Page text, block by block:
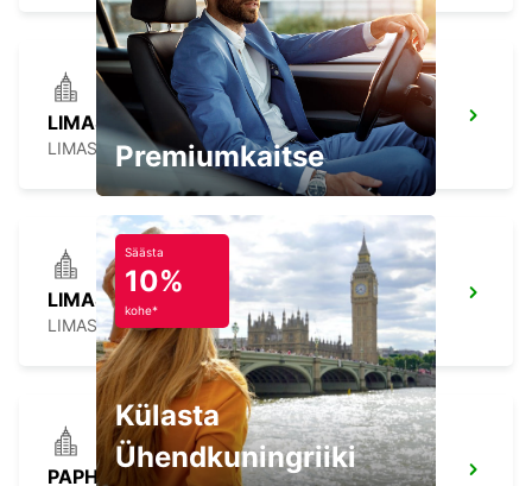
LIMASSOL
LIMASSOL - CYPRUS
LIMASSOL
LIMASSOL - CYPRUS
PAPHOS SERVICE CENTRE
Premiumkaitse
Säästa
10%
kohe*
Külasta
Ühendkuningriiki